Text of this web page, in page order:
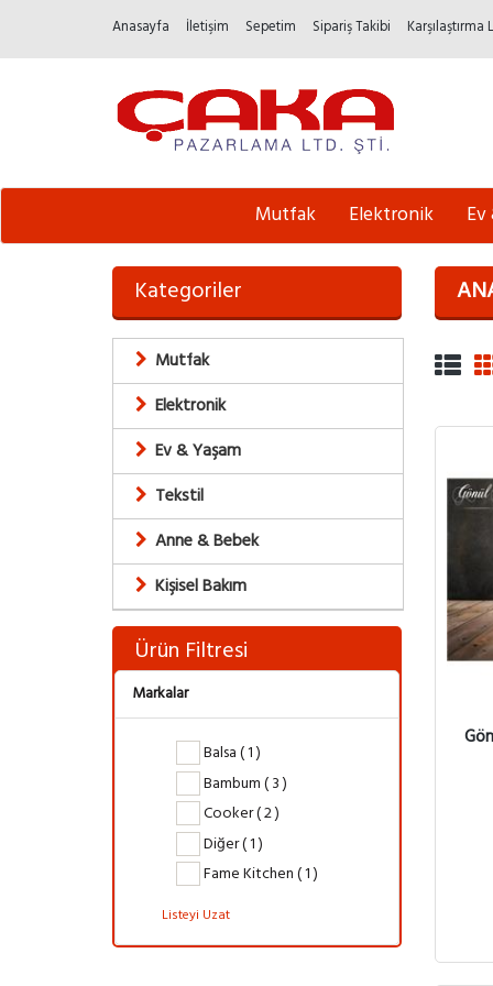
Anasayfa İletişim Sepetim Sipariş Takibi Karşılaştırma
Mutfak Elektronik
Kategoriler
Mutfak
Elektronik
Ev & Yaşam
Tekstil
Anne & Bebek
Kişisel Bakım
Ürün Filtresi
Markalar
Balsa ( 1 )
Bambum ( 3 )
Cooker ( 2 )
Diğer ( 1 )
Fame Kitchen ( 1 )
Listeyi Uzat